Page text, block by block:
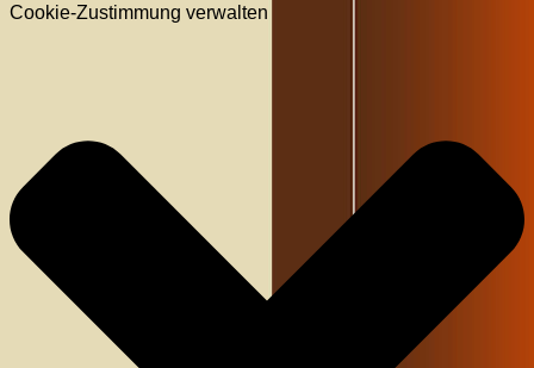
Cookie-Zustimmung verwalten